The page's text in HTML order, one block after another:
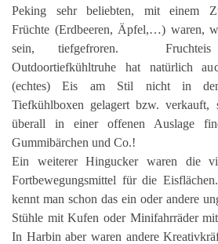
Peking sehr beliebten, mit einem
Früchte (Erdbeeren, Äpfel,…) waren,
sein, tiefgefroren.
Outdoortiefkühltruhe hat natürlich
(echtes) Eis am Stil nicht in den
Tiefkühlboxen gelagert bzw. verkauft,
überall in einer offenen Auslage
Gummibärchen und Co.!
Ein weiterer Hingucker waren die
Fortbewegungsmittel für die
kennt man schon das ein oder andere
Stühle mit Kufen oder Minifahrräder
In Harbin aber waren andere